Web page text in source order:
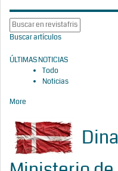
Buscar artículos
ÚLTIMAS NOTICIAS
Todo
Noticias
More